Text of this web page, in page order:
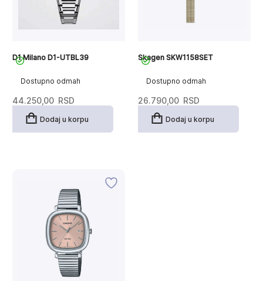
Dostupno odmah
D1 Milano D1-UTBL39
44.250,00 RSD
Dodaj u korpu
Dostupno odmah
Skagen SKW1158SET
26.790,00 RSD
Dodaj u korpu